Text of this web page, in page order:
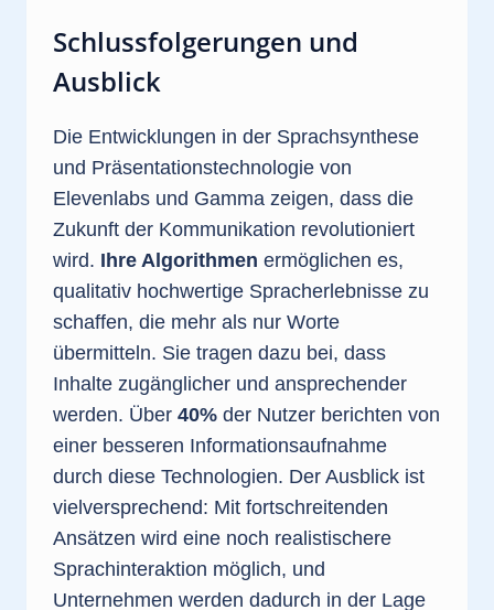
Schlussfolgerungen und
Ausblick
Die Entwicklungen in der Sprachsynthese
und Präsentationstechnologie von
Elevenlabs und Gamma zeigen, dass die
Zukunft der Kommunikation revolutioniert
wird. Ihre Algorithmen ermöglichen es,
qualitativ hochwertige Spracherlebnisse zu
schaffen, die mehr als nur Worte
übermitteln. Sie tragen dazu bei, dass
Inhalte zugänglicher und ansprechender
werden. Über 40% der Nutzer berichten von
einer besseren Informationsaufnahme
durch diese Technologien. Der Ausblick ist
vielversprechend: Mit fortschreitenden
Ansätzen wird eine noch realistischere
Sprachinteraktion möglich, und
Unternehmen werden dadurch in der Lage